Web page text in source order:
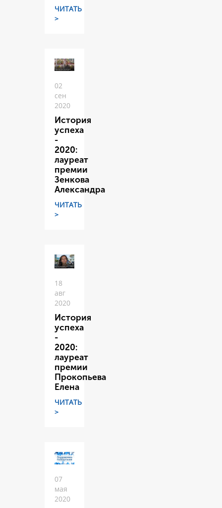
ЧИТАТЬ
>
02
сен
2020
История
успеха
-
2020:
лауреат
премии
Зенкова
Александра
ЧИТАТЬ
>
18
авг
2020
История
успеха
-
2020:
лауреат
премии
Прокопьева
Елена
ЧИТАТЬ
>
07
мая
2020